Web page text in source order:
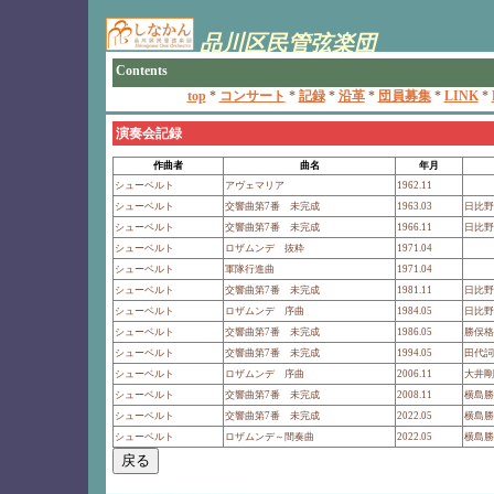
演奏会記録
作曲者 曲名
年月
シューベルト
アヴェマリア
1962.11
シューベルト
交響曲第7番 未完成 1963.03
日比
シューベルト
交響曲第7番 未完成 1966.11
日比
シューベルト
ロザムンデ 抜粋
1971.04
シューベルト
軍隊行進曲
1971.04
シューベルト
交響曲第7番 未完成 1981.11
日比
シューベルト
ロザムンデ 序曲 1984.05
日比
シューベルト
交響曲第7番 未完成 1986.05
勝俣格
シューベルト
交響曲第7番 未完成 1994.05
田代
シューベルト
ロザムンデ 序曲 2006.11
大井
シューベルト
交響曲第7番 未完成 2008.11
横島
シューベルト
交響曲第7番 未完成 2022.05
横島
シューベルト
ロザムンデ～間奏曲 2022.05 横島